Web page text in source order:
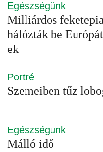
Egészségünk
Milliárdos
hálózták be
ek
Portré
Szemeiben tűz
Egészségünk
Málló idő